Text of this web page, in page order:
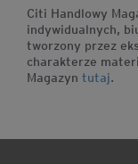
Citi Handlowy
indywidualnych,
tworzony przez
charakterze
Magazyn tutaj.